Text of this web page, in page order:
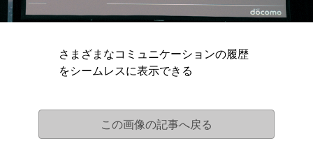
さまざまなコミュニケーションの履歴
をシームレスに表示できる
この画像の記事へ戻る